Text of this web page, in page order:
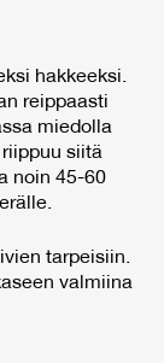
hakkeeksi.
reippaasti
miedolla
siitä
noin 45-60
tarpeisiin.
valmiina